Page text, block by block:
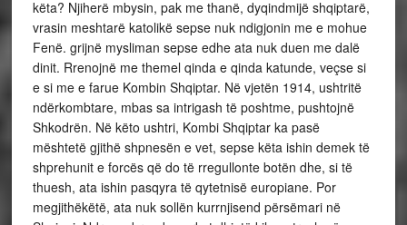
këta? Njiherë mbysin, pak me thanë, dyqindmijë shqiptarë,
vrasin meshtarë katolikë sepse nuk ndigjonin me e mohue
Fenë. grijnë mysliman sepse edhe ata nuk duen me dalë
dinit. Rrenojnë me themel qinda e qinda katunde, veçse si
e si me e farue Kombin Shqiptar. Në vjetën 1914, ushtritë
ndërkombtare, mbas sa intrigash të poshtme, pushtojnë
Shkodrën. Në këto ushtri, Kombi Shqiptar ka pasë
mështetë gjithë shpnesën e vet, sepse këta ishin demek të
shprehunit e forcës që do të rregullonte botën dhe, si të
thuesh, ata ishin pasqyra të qytetnisë europiane. Por
megjithëkëtë, ata nuk sollën kurrnjisend përsëmari në